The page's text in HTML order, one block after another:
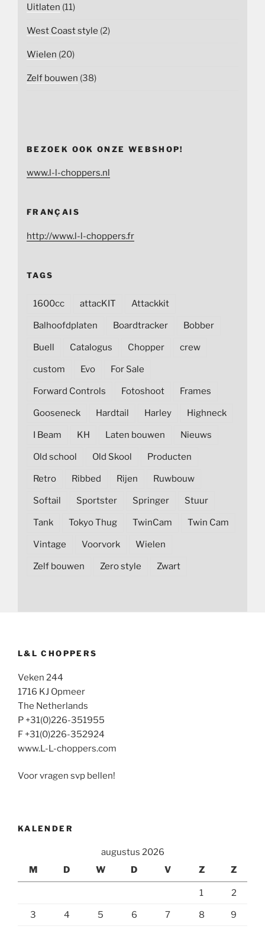
Uitlaten (11)
West Coast style (2)
Wielen (20)
Zelf bouwen (38)
BEZOEK OOK ONZE WEBSHOP!
www.l-l-choppers.nl
FRANÇAIS
http://www.l-l-choppers.fr
TAGS
1600cc attacKIT Attackkit
Balhoofdplaten Boardtracker Bobber
Buell Catalogus Chopper crew
custom Evo For Sale
Forward Controls Fotoshoot Frames
Gooseneck Hardtail Harley Highneck
I Beam KH Laten bouwen Nieuws
Old school Old Skool Producten
Retro Ribbed Rijen Ruwbouw
Softail Sportster Springer Stuur
Tank Tokyo Thug TwinCam Twin Cam
Vintage Voorvork Wielen
Zelf bouwen Zero style Zwart
L&L CHOPPERS
Veken 244
1716 KJ Opmeer
The Netherlands
P +31(0)226-351955
F +31(0)226-352924
www.L-L-choppers.com
Voor vragen svp bellen!
KALENDER
augustus 2026
M
D W D V Z Z
1 2
3 4 5 6 7 8 9